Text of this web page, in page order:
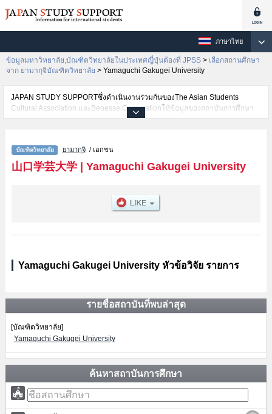
ภาษาไทย
ข้อมูลมหาวิทยาลัย,บัณฑิตวิทยาลัยในประเทศญี่ปุ่นต้องที่ JPSS > เลือกสถานศึกษา
จาก ยามากุจิบัณฑิตวิทยาลัย > Yamaguchi Gakugei University
JAPAN STUDY SUPPORTซึ่งดำเนินงานร่วมกันของThe Asian Students
Cultural Association และBenesse Corporationให้ข้อมูลของสถาบันการศึกษา
ระดับมหาวิทยาลัย・บัณฑิตวิทยาลัย・วิทยาลัยระดับอนุปริญญา・วิทยาลัย
นักศึกษาต่างชาติเช่น เป็นต้น,ข้อมูลของแต่ละสาขาวิจัย,ข้อมูลการสอบคัดเลือก
เข้าศึกษาเช่นจำนวนคนที่รับสมัครหรือจำนวนคนที่ผ่านการสอบคัดเลือก
เป็นต้น,แนะนำสถานที่,การเดินทางเป็นต้นไว้ด้วยดังนั้นขอเชิญใช้บริการค้นหา
ยามากุจิ/ เอกชน
山口学芸大学| Yamaguchi Gakugei University
Yamaguchi Gakugei University หัวข้อวิจัย รายการ
รายชื่อสถาบันที่พบล่าสุด
[บัณฑิตวิทยาลัย]
Yamaguchi Gakugei University
ค้นหาสถาบันการศึกษา